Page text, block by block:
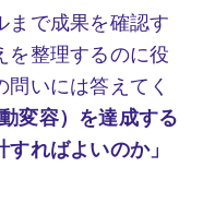
まで成果を確認す
を整理するのに役
いには答えてく
変容）を達成する
ればよいのか」